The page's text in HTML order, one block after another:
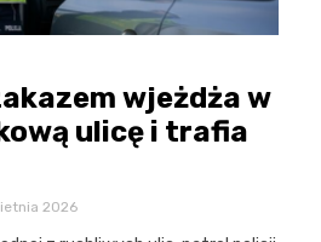
wjeżdża w
ulicę i trafia
2026